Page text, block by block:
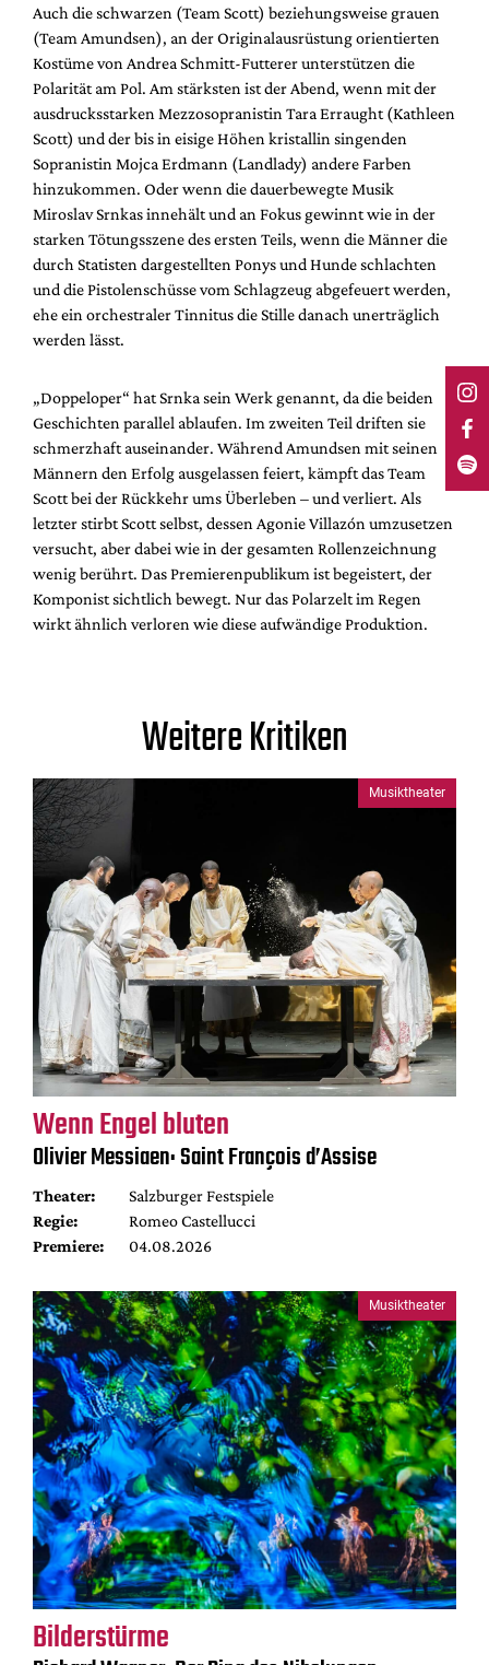
Auch die schwarzen (Team Scott) beziehungsweise grauen
(Team Amundsen), an der Originalausrüstung orientierten
Kostüme von Andrea Schmitt-Futterer unterstützen die
Polarität am Pol. Am stärksten ist der Abend, wenn mit der
ausdrucksstarken Mezzosopranistin Tara Erraught (Kathleen
Scott) und der bis in eisige Höhen kristallin singenden
Sopranistin Mojca Erdmann (Landlady) andere Farben
hinzukommen. Oder wenn die dauerbewegte Musik
Miroslav Srnkas innehält und an Fokus gewinnt wie in der
starken Tötungsszene des ersten Teils, wenn die Männer die
durch Statisten dargestellten Ponys und Hunde schlachten
und die Pistolenschüsse vom Schlagzeug abgefeuert werden,
ehe ein orchestraler Tinnitus die Stille danach unerträglich
werden lässt.
„Doppeloper“ hat Srnka sein Werk genannt, da die beiden
Geschichten parallel ablaufen. Im zweiten Teil driften sie
schmerzhaft auseinander. Während Amundsen mit seinen
Männern den Erfolg ausgelassen feiert, kämpft das Team
Scott bei der Rückkehr ums Überleben – und verliert. Als
letzter stirbt Scott selbst, dessen Agonie Villazón umzusetzen
versucht, aber dabei wie in der gesamten Rollenzeichnung
wenig berührt. Das Premierenpublikum ist begeistert, der
Komponist sichtlich bewegt. Nur das Polarzelt im Regen
wirkt ähnlich verloren wie diese aufwändige Produktion.
Weitere Kritiken
Musiktheater
Wenn Engel bluten
Olivier Messiaen: Saint François d’Assise
Theater:
Salzburger Festspiele
Regie:
Romeo Castellucci
Premiere:
04.08.2026
Musiktheater
Bilderstürme